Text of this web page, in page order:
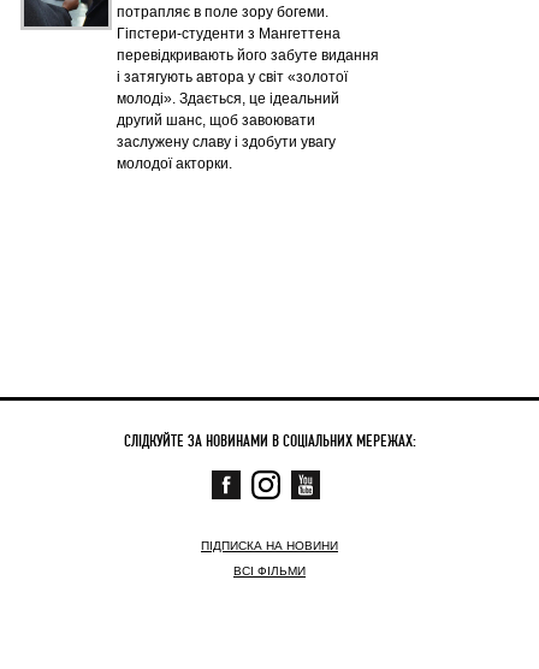
потрапляє в поле зору богеми.
Гіпстери-студенти з Мангеттена
перевідкривають його забуте видання
і затягують автора у світ «золотої
молоді». Здається, це ідеальний
другий шанс, щоб завоювати
заслужену славу і здобути увагу
молодої акторки.
СЛІДКУЙТЕ ЗА НОВИНАМИ В СОЦІАЛЬНИХ МЕРЕЖАХ:
ПІДПИСКА НА НОВИНИ
ВСІ ФІЛЬМИ